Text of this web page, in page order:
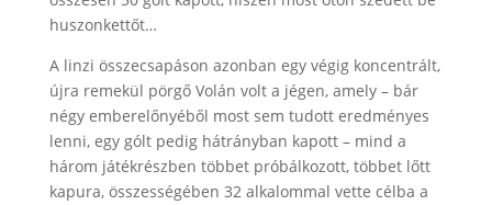
huszonkettőt…
A linzi összecsapáson azonban egy végig koncentrált,
újra remekül pörgő Volán volt a jégen, amely – bár
négy emberelőnyéből most sem tudott eredményes
lenni, egy gólt pedig hátrányban kapott – mind a
három játékrészben többet próbálkozott, többet lőtt
kapura, összességében 32 alkalommal vette célba a